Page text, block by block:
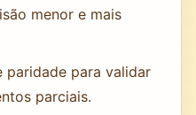
menor e mais
paridade para validar
parciais.